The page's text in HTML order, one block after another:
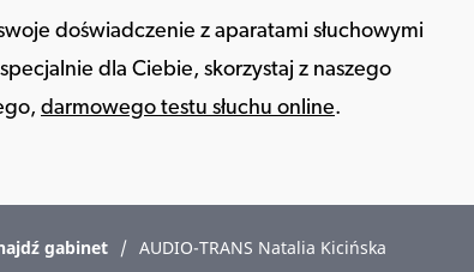
doświadczenie z aparatami słuchowymi
dla Ciebie, skorzystaj z naszego
darmowego testu słuchu online.
gabinet / AUDIO-TRANS Natalia Kicińska